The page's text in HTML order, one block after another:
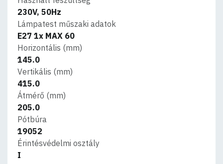
230V, 50Hz
Lámpatest műszaki adatok
E27 1x MAX 60
Horizontális (mm)
145.0
Vertikális (mm)
415.0
Átmérő (mm)
205.0
Pótbúra
19052
Érintésvédelmi osztály
I